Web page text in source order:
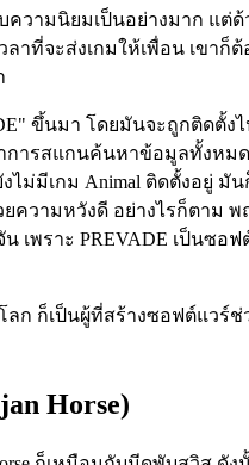
ความนิยมเป็นอย่างมาก แต่
าที่จะส่งเกมให้เพื่อน เขาก็ต้
ขึ้นมา โดยมันจะถูกติดตั้ง
ำการสแกนค้นหาข้อมูลทั้งหม
ม่มีเกม Animal ติดตั้งอยู่ มั
ความหวังดี อย่างไรก็ตาม พ
เพราะ PREVADE เป็นซอ
โลก ก็เป็นผู้ที่สร้างซอฟต์แวร์
Horse)